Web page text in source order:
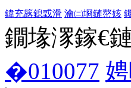
鍏充簬鎴戜滑 瀹㈡埛鏈嶅姟
鐗堟潈鎵€
�010077